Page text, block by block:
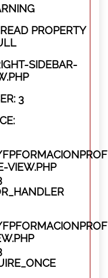
PROPERTY
SIDEBAR-
3
VIEW.PHP